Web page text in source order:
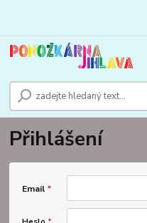
Přihlášení
Email *